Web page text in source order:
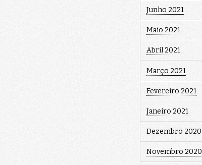
Junho 2021
Maio 2021
Abril 2021
Março 2021
Fevereiro 2021
Janeiro 2021
Dezembro 2020
Novembro 2020